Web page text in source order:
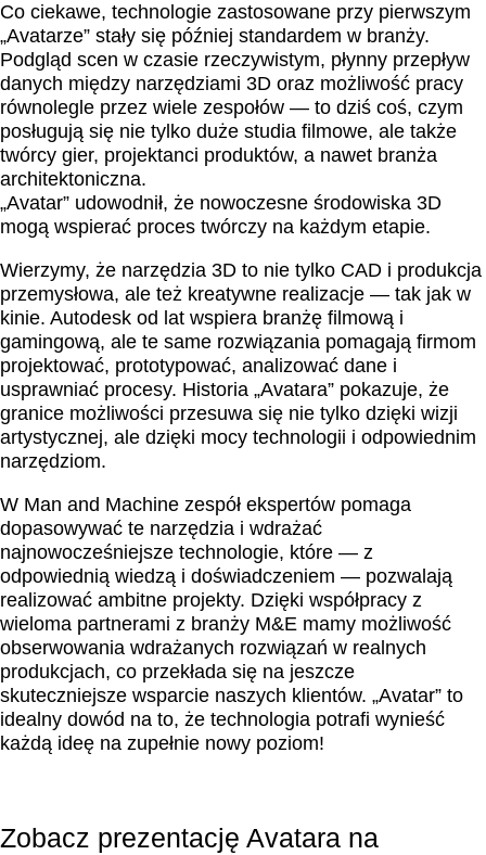
Co ciekawe, technologie zastosowane przy pierwszym
„Avatarze” stały się później standardem w branży.
Podgląd scen w czasie rzeczywistym, płynny przepływ
danych między narzędziami 3D oraz możliwość pracy
równolegle przez wiele zespołów — to dziś coś, czym
posługują się nie tylko duże studia filmowe, ale także
twórcy gier, projektanci produktów, a nawet branża
architektoniczna.
„Avatar” udowodnił, że nowoczesne środowiska 3D
mogą wspierać proces twórczy na każdym etapie.
Wierzymy, że narzędzia 3D to nie tylko CAD i produkcja
przemysłowa, ale też kreatywne realizacje — tak jak w
kinie. Autodesk od lat wspiera branżę filmową i
gamingową, ale te same rozwiązania pomagają firmom
projektować, prototypować, analizować dane i
usprawniać procesy. Historia „Avatara” pokazuje, że
granice możliwości przesuwa się nie tylko dzięki wizji
artystycznej, ale dzięki mocy technologii i odpowiednim
narzędziom.
W Man and Machine zespół ekspertów pomaga
dopasowywać te narzędzia i wdrażać
najnowocześniejsze technologie, które — z
odpowiednią wiedzą i doświadczeniem — pozwalają
realizować ambitne projekty. Dzięki współpracy z
wieloma partnerami z branży M&E mamy możliwość
obserwowania wdrażanych rozwiązań w realnych
produkcjach, co przekłada się na jeszcze
skuteczniejsze wsparcie naszych klientów. „Avatar” to
idealny dowód na to, że technologia potrafi wynieść
każdą ideę na zupełnie nowy poziom!
Zobacz prezentację Avatara na